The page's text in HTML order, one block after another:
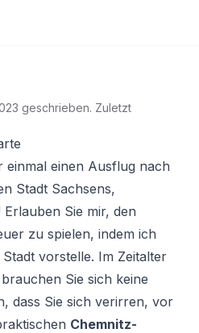
geschrieben. Zuletzt
einmal einen Ausflug nach
Stadt Sachsens,
Sie mir, den
zu spielen, indem ich
vorstelle. Im Zeitalter
Sie sich keine
dass Sie sich verirren, vor
Chemnitz-